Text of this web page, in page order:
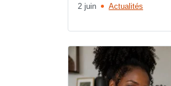
2 juin Actualités